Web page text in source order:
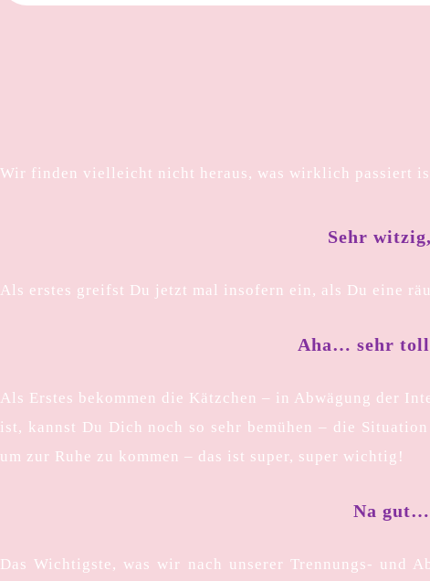
Wir finden vielleicht nicht heraus, was wirklich passiert
Sehr
Als erstes greifst Du jetzt mal insofern ein, als Du eine
Aha… sehr
Als Erstes bekommen die Kätzchen – in Abwägung der
ist, kannst Du Dich noch so sehr bemühen – die
um zur Ruhe zu kommen – das ist super, super wichtig!
Na gut…
Das Wichtigste, was wir nach unserer Trennungs- und